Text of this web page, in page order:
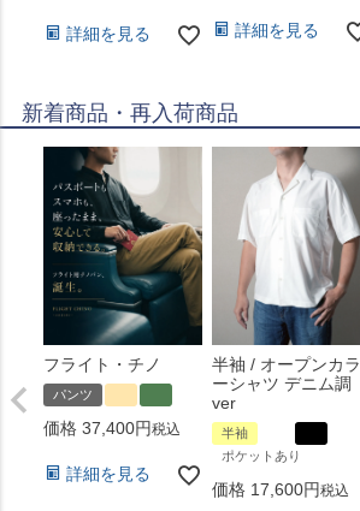
詳細を見る 詳細を見る
新着商品・再入荷商品
フライト・チノ
パンツ
価格 37,400 税込
詳細を見る
半袖 / オープンカラ
ーシャツ デニム調
ver
半袖
ポケットあり
価格 17,600 税込